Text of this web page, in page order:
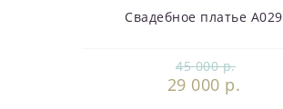
Свадебное платье А029
45 000 р.
29 000 р.